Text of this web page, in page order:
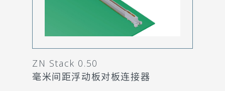
ZN Stack 0.50
毫米间距浮动板对板连接器